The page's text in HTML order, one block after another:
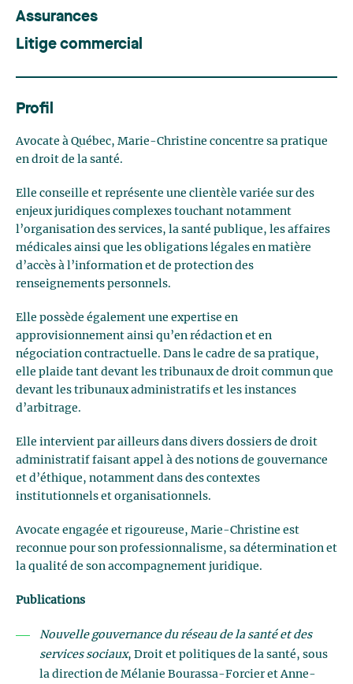
Assurances
Litige commercial
Profil
Avocate à Québec, Marie-Christine concentre sa pratique
en droit de la santé.
Elle conseille et représente une clientèle variée sur des
enjeux juridiques complexes touchant notamment
l’organisation des services, la santé publique, les affaires
médicales ainsi que les obligations légales en matière
d’accès à l’information et de protection des
renseignements personnels.
Elle possède également une expertise en
approvisionnement ainsi qu’en rédaction et en
négociation contractuelle. Dans le cadre de sa pratique,
elle plaide tant devant les tribunaux de droit commun que
devant les tribunaux administratifs et les instances
d’arbitrage.
Elle intervient par ailleurs dans divers dossiers de droit
administratif faisant appel à des notions de gouvernance
et d’éthique, notamment dans des contextes
institutionnels et organisationnels.
Avocate engagée et rigoureuse, Marie-Christine est
reconnue pour son professionnalisme, sa détermination et
la qualité de son accompagnement juridique.
Publications
Nouvelle gouvernance du réseau de la santé et des
services sociaux, Droit et politiques de la santé, sous
la direction de Mélanie Bourassa-Forcier et Anne-